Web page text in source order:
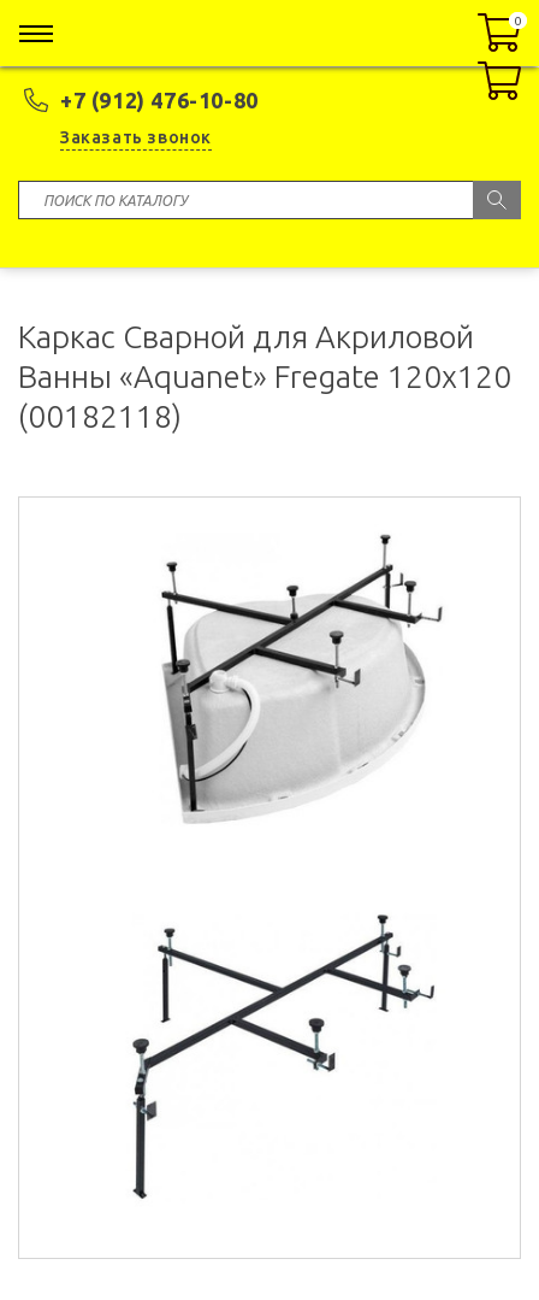
+7 (912) 476-10-80
Заказать звонок
0
0
Каркас Сварной для Акриловой
Ванны «Aquanet» Fregate 120x120
(00182118)